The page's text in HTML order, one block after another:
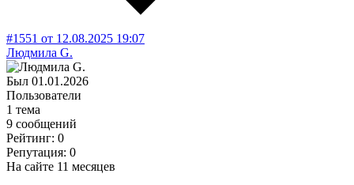
#1551 от 12.08.2025 19:07
Людмила G.
Был 01.01.2026
Пользователи
1 тема
9 сообщений
Рейтинг: 0
Репутация: 0
На сайте 11 месяцев